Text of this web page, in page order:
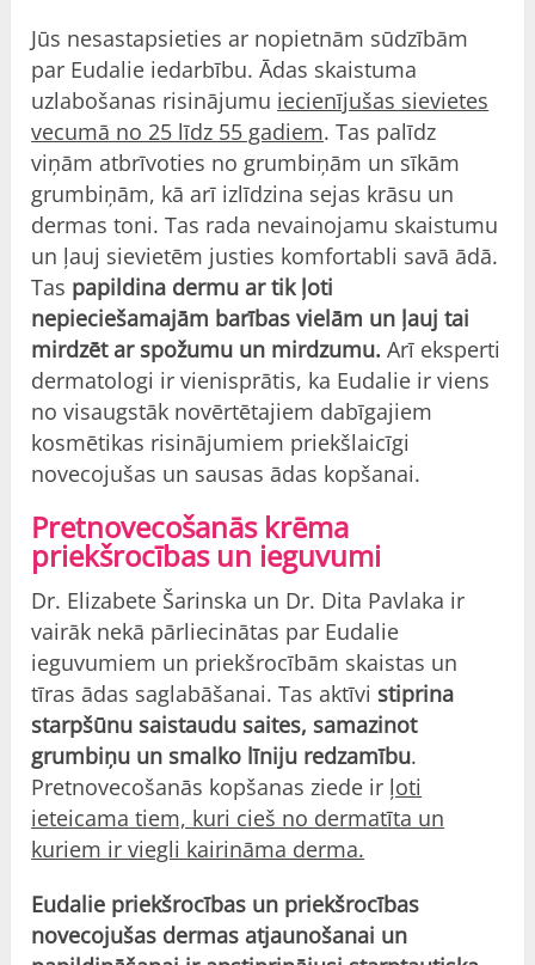
Jūs nesastapsieties ar nopietnām sūdzībām
par Eudalie iedarbību. Ādas skaistuma
uzlabošanas risinājumu iecienījušas sievietes
vecumā no 25 līdz 55 gadiem. Tas palīdz
viņām atbrīvoties no grumbiņām un sīkām
grumbiņām, kā arī izlīdzina sejas krāsu un
dermas toni. Tas rada nevainojamu skaistumu
un ļauj sievietēm justies komfortabli savā ādā.
Tas papildina dermu ar tik ļoti
nepieciešamajām barības vielām un ļauj tai
mirdzēt ar spožumu un mirdzumu. Arī eksperti
dermatologi ir vienisprātis, ka Eudalie ir viens
no visaugstāk novērtētajiem dabīgajiem
kosmētikas risinājumiem priekšlaicīgi
novecojušas un sausas ādas kopšanai.
Pretnovecošanās krēma
priekšrocības un ieguvumi
Dr. Elizabete Šarinska un Dr. Dita Pavlaka ir
vairāk nekā pārliecinātas par Eudalie
ieguvumiem un priekšrocībām skaistas un
tīras ādas saglabāšanai. Tas aktīvi stiprina
starpšūnu saistaudu saites, samazinot
grumbiņu un smalko līniju redzamību.
Pretnovecošanās kopšanas ziede ir ļoti
ieteicama tiem, kuri cieš no dermatīta un
kuriem ir viegli kairināma derma.
Eudalie priekšrocības un priekšrocības
novecojušas dermas atjaunošanai un